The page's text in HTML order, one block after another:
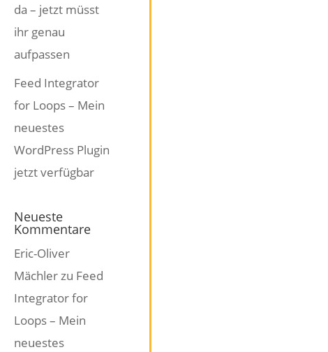
da – jetzt müsst
ihr genau
aufpassen
Feed Integrator
for Loops – Mein
neuestes
WordPress Plugin
jetzt verfügbar
Neueste
Kommentare
Eric-Oliver
Mächlerzu Feed
Integrator for
Loops – Mein
neuestes